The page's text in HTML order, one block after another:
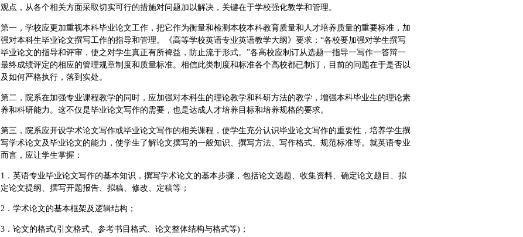
观点，从各个相关方面采取切实可行的措施对问题加以解决，关键在于学校强化教学和管理。
第一，学校应更加重视本科毕业论文工作，把它作为衡量和检测本校本科教育质量和人才培养质量的重要标准，加
强对本科生毕业论文撰写工作的指导和管理。《高等学校英语专业英语教学大纲》要求：“各校要加强对学生撰写
毕业论文的指导和评审，使之对学生真正有所裨益，防止流于形式。”各高校应制订从选题一指导一写作一答辩一
最终成绩评定的相应的管理规章制度和质量标准。相信此类制度和标准各个高校都已制订，目前的问题在于是否以
及如何严格执行，落到实处。
第二，院系在加强专业课程教学的同时，应加强对本科生的理论教学和科研方法的教学，增强本科毕业生的理论素
养和科研能力。这不仅是毕业论文写作的需要，也是达成人才培养目标和培养规格的要求。
第三，院系应开设学术论文写作或毕业论文写作的相关课程，使学生充分认识毕业论文写作的重要性，培养学生撰
写学术论文及毕业论文的能力，使学生了解论文撰写的一般知识、撰写方法、写作格式、规范标准等。就英语专业
而言，应让学生掌握：
1．英语专业毕业论文写作的基本知识，撰写学术论文的基本步骤，包括论文选题、收集资料、确定论文题目、拟
定论文提纲、撰写开题报告、拟稿、修改、定稿等；
2．学术论文的基本框架及逻辑结构；
3．论文的格式(引文格式、参考书目格式、论文整体结构与格式等)；